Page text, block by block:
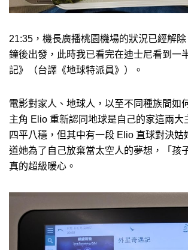
21:35，機長廣播桃園機場的狀況已經解
鐘後出發，此時我已看完在迪士尼看到一
記》（台譯《地球特派員》）。
電影對家人、地球人，以至不同種族間如
主角 Elio 重新認同地球是自己的家這兩大
四平八穩，但其中有一段 Elio 直球對決姑
道她為了自己放棄當太空人的夢想，「孩
真的超級暖心。